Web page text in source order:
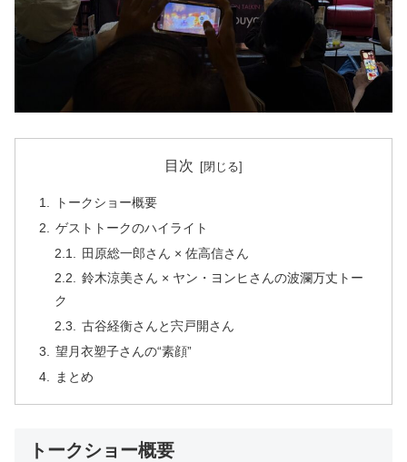
目次
トークショー概要
ゲストトークのハイライト
田原総一郎さん × 佐高信さん
鈴木涼美さん × ヤン・ヨンヒさんの波瀾万丈トー
ク
古谷経衡さんと宍戸開さん
望月衣塑子さんの“素顔”
まとめ
トークショー概要